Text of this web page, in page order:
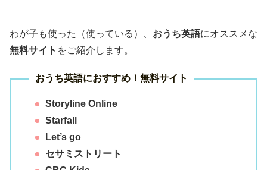
わが子も使った（使っている）、 おうち英語にオススメな
無料サイト をご紹介します。
おうち英語におすすめ！無料サイト
Storyline Online
Starfall
Let’s go
セサミストリート